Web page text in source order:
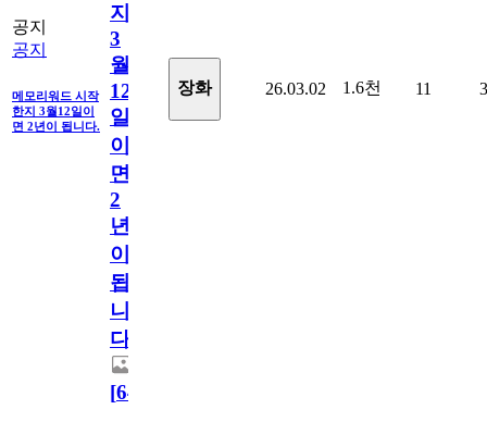
공지
공지
메모리워드 시작
한지 3월12일이
면 2년이 됩니다.
지
3
월
12
일
이
면
2
년
이
됩
니
다.
[64
장화 26.03.02 1.6천 11 3